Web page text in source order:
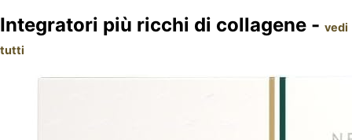
Integratori più ricchi di collagene - vedi
tutti